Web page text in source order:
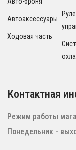
Автоаксессуары
Ходовая часть
Контактная
Режим работы
Понедельник -